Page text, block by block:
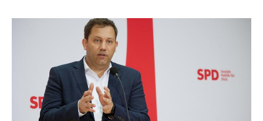
und Hintergründe zu den Parteien
und Kandidaten der anstehenden
Sendungen Programm Podcasts